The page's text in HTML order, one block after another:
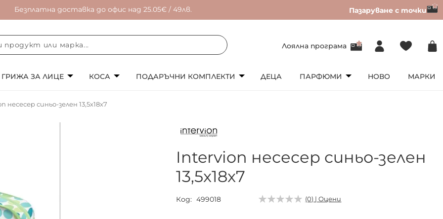
Безплатна доставка до офис над 25.05€ / 49лв. Пазаруване с точки
Лоялна програма
ГРИЖА ЗА ЛИЦЕ КОСА ПОДАРЪЧНИ КОМПЛЕКТИ ДЕЦА ПАРФЮМИ НОВО МАРКИ
несесер синьо-зелен 13,5x18x7
Intervion несесер синьо-зелен
13,5x18x7
Код 499018 (0) | Оцени